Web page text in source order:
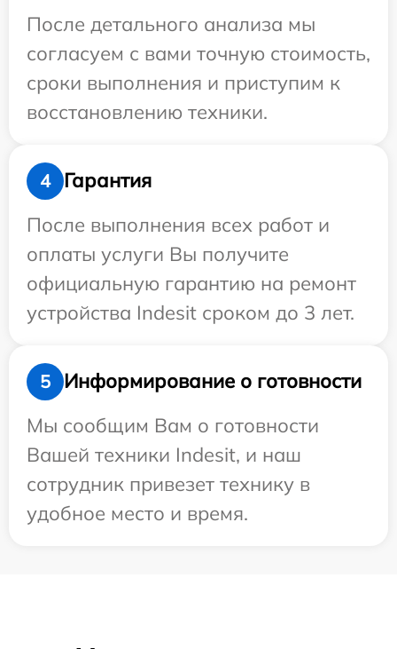
После детального анализа мы
согласуем с вами точную стоимость,
сроки выполнения и приступим к
восстановлению техники.
4
Гарантия
После выполнения всех работ и
оплаты услуги Вы получите
официальную гарантию на ремонт
устройства Indesit сроком до 3 лет.
5
Информирование о готовности
Мы сообщим Вам о готовности
Вашей техники Indesit, и наш
сотрудник привезет технику в
удобное место и время.